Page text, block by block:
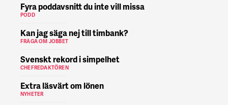
Fyra poddavsnitt du inte vill missa
PODD
Kan jag säga nej till timbank?
FRÅGA OM JOBBET
Svenskt rekord i simpelhet
CHEFREDAKTÖREN
Extra läsvärt om lönen
NYHETER